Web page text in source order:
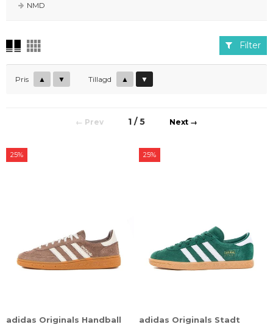
NMD
Filter
Pris ▲ ▼ Tillagd ▲ ▼
← 1 / 5 →
adidas Originals Handball
25%
adidas Originals Stadt
25%